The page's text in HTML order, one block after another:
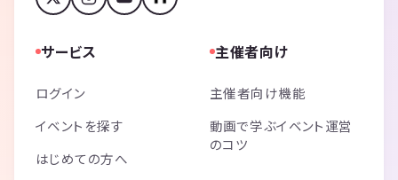
サービス
ログイン
イベントを探す
はじめての方へ
主催者向け
主催者向け機能
動画で学ぶイベント運営
のコツ